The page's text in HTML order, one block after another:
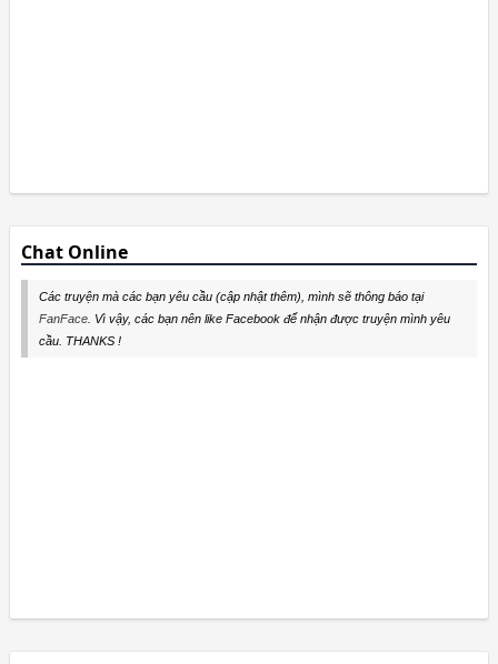
Chat Online
Các truyện mà các bạn yêu cầu (cập nhật thêm), mình sẽ thông báo tại
FanFace. Vì vậy, các bạn nên like Facebook để nhận được truyện mình yêu
cầu. THANKS !